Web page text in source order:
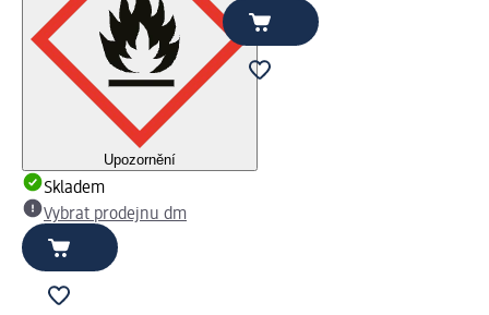
Upozornění
Skladem
Vybrat prodejnu dm